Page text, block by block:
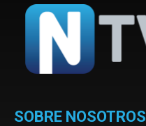
SOBRE NOSOTROS